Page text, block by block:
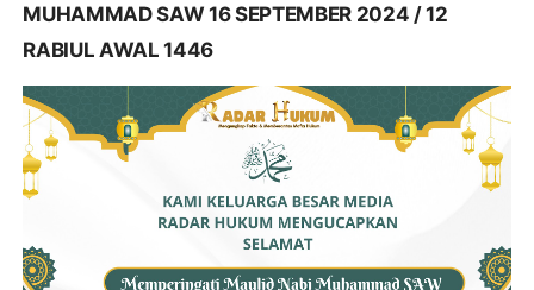
MUHAMMAD SAW 16 SEPTEMBER 2024 / 12
RABIUL AWAL 1446